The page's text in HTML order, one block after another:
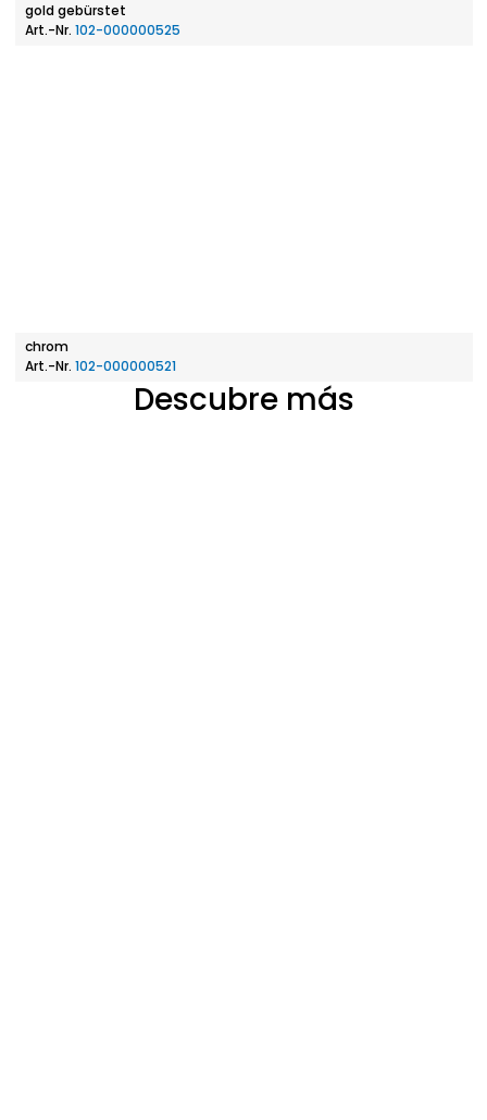
gold gebürstet
Art.-Nr. 102-000000525
chrom
Art.-Nr. 102-000000521
Descubre más